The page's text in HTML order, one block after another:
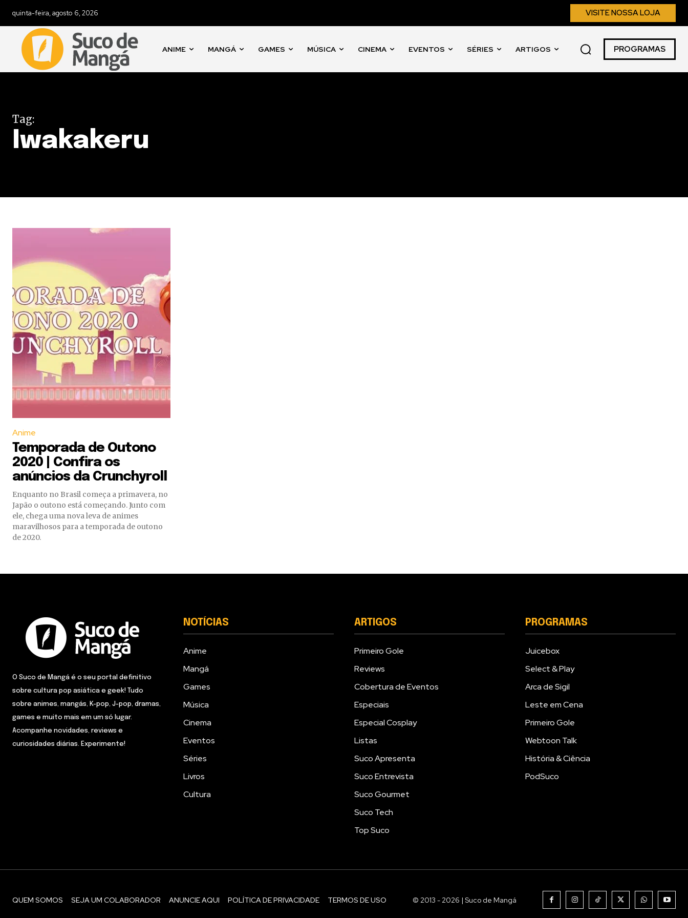
quinta-feira, agosto 6, 2026 VISITE NOSSA LOJA
ANIME MANGÁ GAMES MÚSICA CINEMA EVENTOS SÉRIES ARTIGOS PROGRAMAS
Tag:
Iwakakeru
Anime
Temporada de Outono
2020 | Confira os
anúncios da Crunchyroll
Enquanto no Brasil começa a primavera, no
Japão o outono está começando. Junto com
ele, chega uma nova leva de animes
maravilhosos para a temporada de outono
de 2020.
O Suco de Mangá é o seu portal definitivo
sobre cultura pop asiática e geek! Tudo
sobre animes, mangás, K-pop, J-pop, dramas,
games e muito mais em um só lugar.
Acompanhe novidades, reviews e
curiosidades diárias. Experimente!
NOTÍCIAS
Anime
Mangá
Games
Música
Cinema
Eventos
Séries
Livros
Cultura
ARTIGOS
Primeiro Gole
Reviews
Cobertura de Eventos
Especiais
Especial Cosplay
Listas
Suco Apresenta
Suco Entrevista
Suco Gourmet
Suco Tech
Top Suco
PROGRAMAS
Juicebox
Select & Play
Arca de Sigil
Leste em Cena
Primeiro Gole
Webtoon Talk
História & Ciência
PodSuco
QUEM SOMOS SEJA UM COLABORADOR ANUNCIE AQUI POLÍTICA DE PRIVACIDADE TERMOS DE USO © 2013 - 2026 | Suco de Mangá